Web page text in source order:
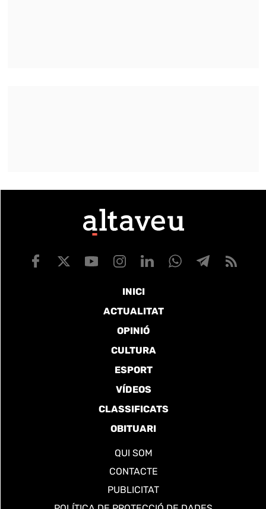
INICI
ACTUALITAT
OPINIÓ
CULTURA
ESPORT
VÍDEOS
CLASSIFICATS
OBITUARI
QUI SOM
CONTACTE
PUBLICITAT